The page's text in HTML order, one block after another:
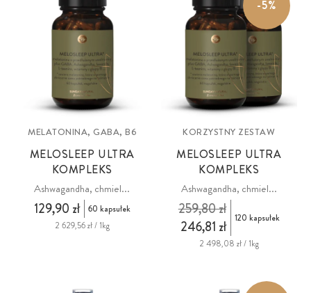
MELATONINA, GABA, B6
MELOSLEEP ULTRA
KOMPLEKS
Ashwagandha, chmiel...
129,90 zł
60 kapsułek
2 629,56 zł / 1kg
-5%
KORZYSTNY ZESTAW
MELOSLEEP ULTRA
KOMPLEKS
Ashwagandha, chmiel...
246,81 zł
259,80 zł 120 kapsułek
2 498,08 zł / 1kg